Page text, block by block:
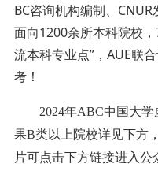
BC咨询机构编制、
面向1200余所本科院校
流本科专业点”，AUE联
考！
2024年ABC中国大学
果B类以上院校详见下方，
片可点击下方链接进入公